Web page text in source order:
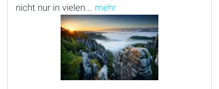
nicht nur in vielen... mehr